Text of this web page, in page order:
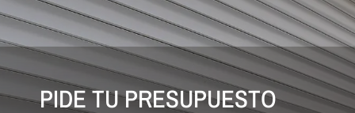
PIDE TU PRESUPUESTO